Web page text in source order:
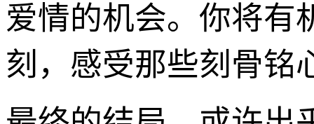
爱情的机会。你将有
刻，感受那些刻骨铭